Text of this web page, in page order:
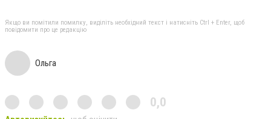
Якщо ви помітили помилку, виділіть необхідний текст і натисніть Ctrl + Enter, щоб
повідомити про це редакцію
Ольга
0,0